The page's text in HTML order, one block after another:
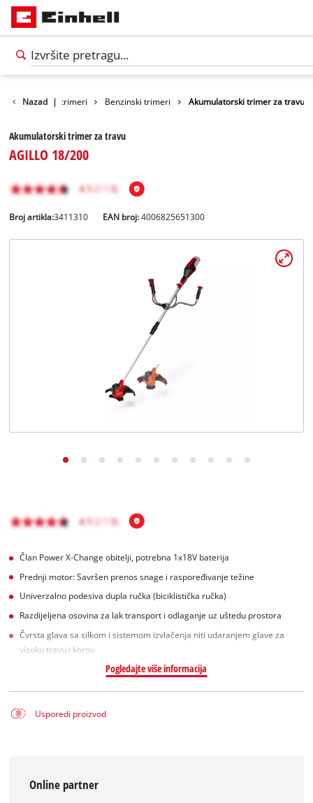
Nazad |
/ Benzinski trimeri Benzinski trimeri Akumulatorski trimer za travu
Akumulatorski trimer za travu
AGILLO 18/200
Broj artikla:3411310 EAN broj:4006825651300
Član Power X-Change obitelji, potrebna 1x18V baterija
Prednji motor: Savršen prenos snage i raspoređivanje težine
Univerzalno podesiva dupla ručka (biciklistička ručka)
Razdijeljena osovina za lak transport i odlaganje uz uštedu prostora
Čvrsta glava sa silkom i sistemom izvlačenja niti udaranjem glave za
visoku travu i korov
Pogledajte više informacija
Usporedi proizvod
Online partner